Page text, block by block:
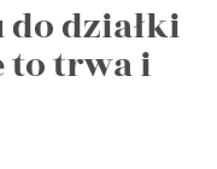
do działki
to trwa i